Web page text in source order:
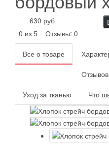
630 руб
0 из 5
Отзывы: 0
Все о товаре
Уход за тканью Что